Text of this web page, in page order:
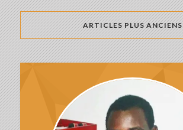
ARTICLES PLUS ANCIENS